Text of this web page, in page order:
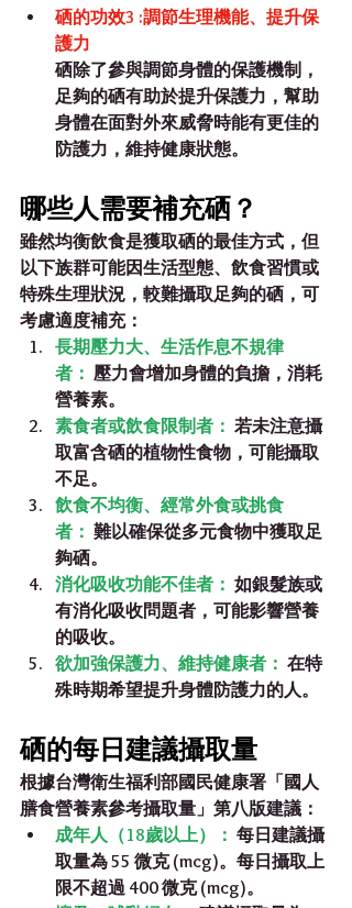
硒的功效3 :調節生理機能、提升保
護力
硒除了參與調節身體的保護機制，
足夠的硒有助於提升保護力，幫助
身體在面對外來威脅時能有更佳的
防護力，維持健康狀態。
哪些人需要補充硒？
雖然均衡飲食是獲取硒的最佳方式，但
以下族群可能因生活型態、飲食習慣或
特殊生理狀況，較難攝取足夠的硒，可
考慮適度補充：
長期壓力大、生活作息不規律
者： 壓力會增加身體的負擔，消耗
營養素。
素食者或飲食限制者： 若未注意攝
取富含硒的植物性食物，可能攝取
不足。
飲食不均衡、經常外食或挑食
者： 難以確保從多元食物中獲取足
夠硒。
消化吸收功能不佳者： 如銀髮族或
有消化吸收問題者，可能影響營養
的吸收。
欲加強保護力、維持健康者： 在特
殊時期希望提升身體防護力的人。
硒的每日建議攝取量
根據台灣衛生福利部國民健康署「國人
膳食營養素參考攝取量」第八版建議：
成年人（18歲以上）： 每日建議攝
取量為 55 微克 (mcg)。每日攝取上
限不超過 400 微克 (mcg)。